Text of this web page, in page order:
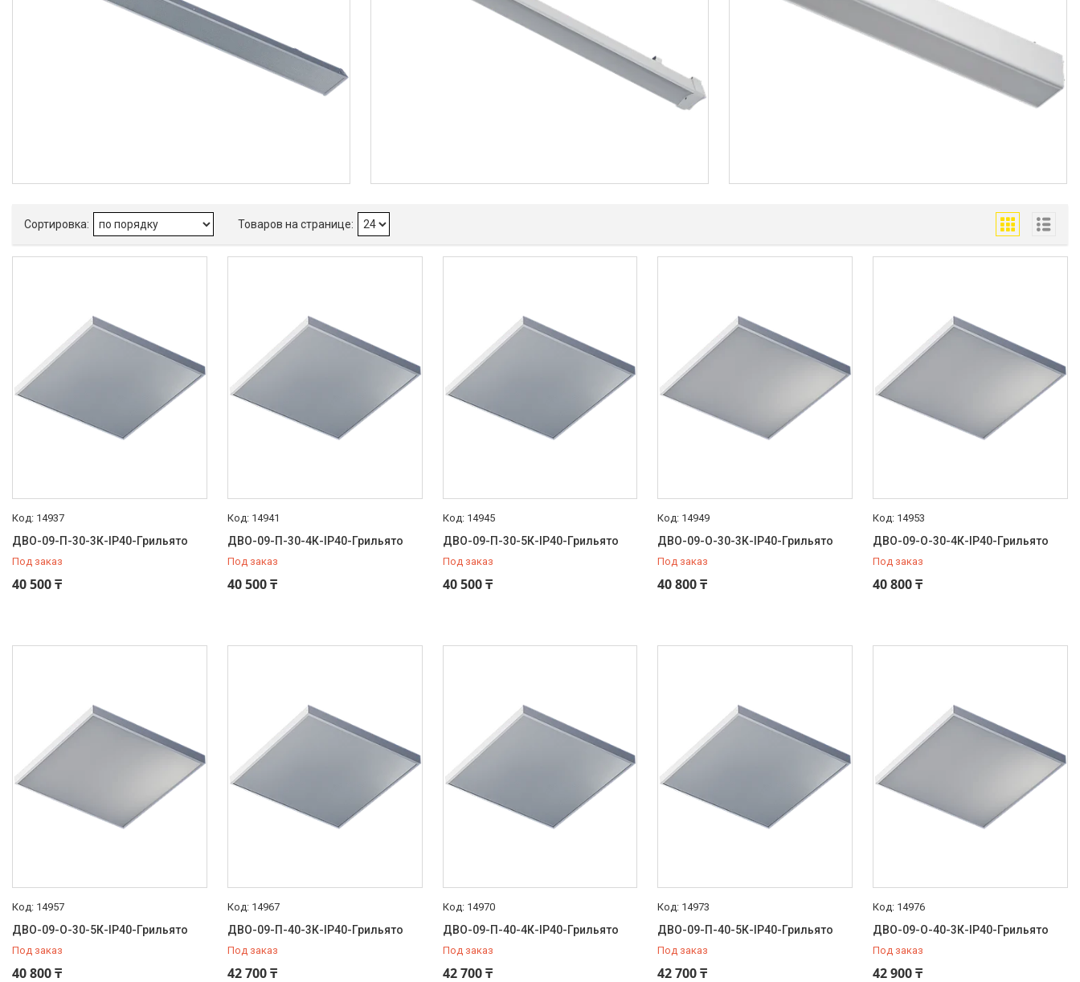
14937
ДВО-09-П-30-3К-IP40-Грильято
Под заказ
40 500 ₸
14941
ДВО-09-П-30-4К-IP40-Грильято
Под заказ
40 500 ₸
14945
ДВО-09-П-30-5К-IP40-Грильято
Под заказ
40 500 ₸
14949
ДВО-09-О-30-3К-IP40-Грильято
Под заказ
40 800 ₸
14953
ДВО-09-О-30-4К-IP40-Грильято
Под заказ
40 800 ₸
14957
ДВО-09-О-30-5К-IP40-Грильято
Под заказ
40 800 ₸
14967
ДВО-09-П-40-3К-IP40-Грильято
Под заказ
42 700 ₸
14970
ДВО-09-П-40-4К-IP40-Грильято
Под заказ
42 700 ₸
14973
ДВО-09-П-40-5К-IP40-Грильято
Под заказ
42 700 ₸
14976
ДВО-09-О-40-3К-IP40-Грильято
Под заказ
42 900 ₸